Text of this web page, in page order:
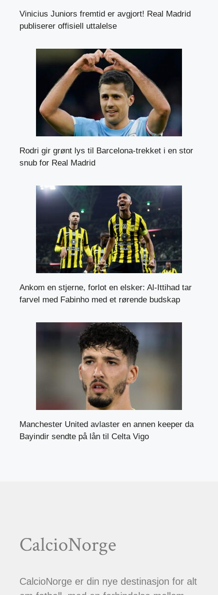
Vinicius Juniors fremtid er avgjort! Real Madrid
publiserer offisiell uttalelse
Rodri gir grønt lys til Barcelona-trekket i en stor
snub for Real Madrid
Ankom en stjerne, forlot en elsker: Al-Ittihad tar
farvel med Fabinho med et rørende budskap
Manchester United avlaster en annen keeper da
Bayindir sendte på lån til Celta Vigo
CalcioNorge
CalcioNorge er din nye destinasjon for alt